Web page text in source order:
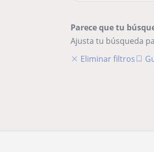
Parece que tu
Ajusta tu búsqueda
Eliminar filtros